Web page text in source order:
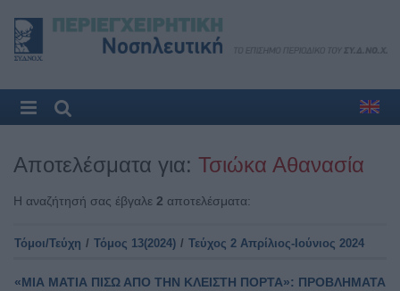
Αποτελέσματα για: Τσιώκα Αθανασία
Η αναζήτησή σας έβγαλε 2 αποτελέσματα:
Τόμοι/Τεύχη / Τόμος 13(2024) / Τεύχος 2 Απρίλιος-Ιούνιος 2024
«ΜΙΑ ΜΑΤΙΑ ΠΙΣΩ ΑΠΟ ΤΗΝ ΚΛΕΙΣΤΗ ΠΟΡΤΑ»: ΠΡΟΒΛΗΜΑΤΑ